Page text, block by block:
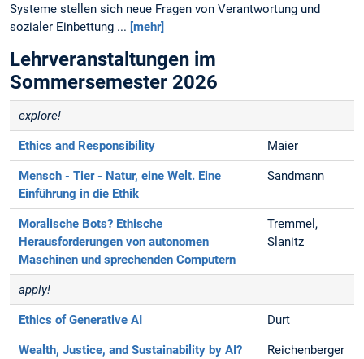
Systeme stellen sich neue Fragen von Verantwortung und
sozialer Einbettung ... [mehr]
Lehrveranstaltungen im
Sommersemester 2026
explore!
Ethics and Responsibility Maier
Mensch - Tier - Natur, eine Welt. Eine
Einführung in die Ethik
Sandmann
Moralische Bots? Ethische
Herausforderungen von autonomen
Maschinen und sprechenden Computern
Tremmel,
Slanitz
apply!
Ethics of Generative AI Durt
Wealth, Justice, and Sustainability by AI?
Reichenberger